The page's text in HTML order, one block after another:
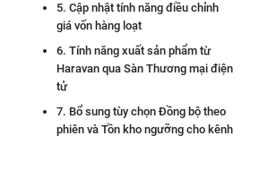
5. Cập nhật tính năng điều chỉnh
giá vốn hàng loạt
6. Tính năng xuất sản phẩm từ
Haravan qua Sàn Thương mại điện
tử
7. Bổ sung tùy chọn Đồng bộ theo
phiên và Tồn kho ngưỡng cho kênh